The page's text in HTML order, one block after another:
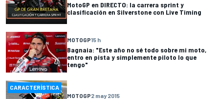
MotoGP en DIRECTO: la carrera sprint y
clasificación en Silverstone con Live Timing
MOTOGP15 h
Bagnaia: "Este año no sé todo sobre mi moto,
entro en pista y simplemente piloto lo que
tengo"
CARACTERÍSTICA
MOTOGP2 may 2015